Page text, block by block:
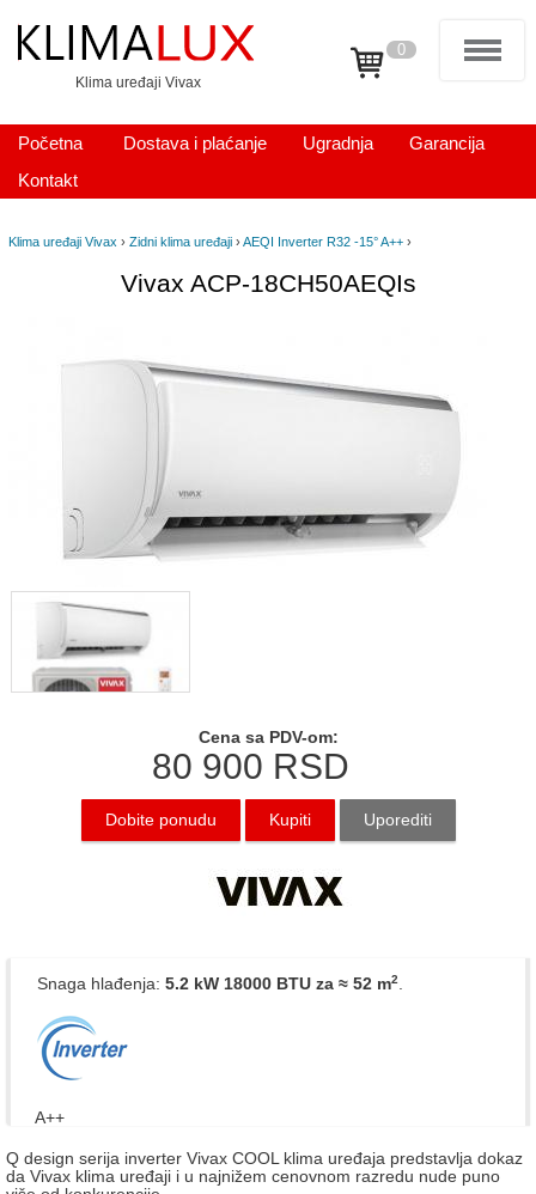
Klima uređaji Vivax
0
Početna Dostava i plaćanje Ugradnja
Garancija
Kontakt
Klima uređaji Vivax › Zidni klima uređaji ›AEQI Inverter R32 -15° A++ ›
Vivax ACP-18CH50AEQIs
Cena sa PDV-om:
80 900 RSD
Dobite ponudu Kupiti Uporediti
Snaga hlađenja: 5.2 kW 18000 BTU za ≈ 52 m2.
A++
Q design serija inverter Vivax COOL klima uređaja predstavlja dokaz
da Vivax klima uređaji i u najnižem cenovnom razredu nude puno